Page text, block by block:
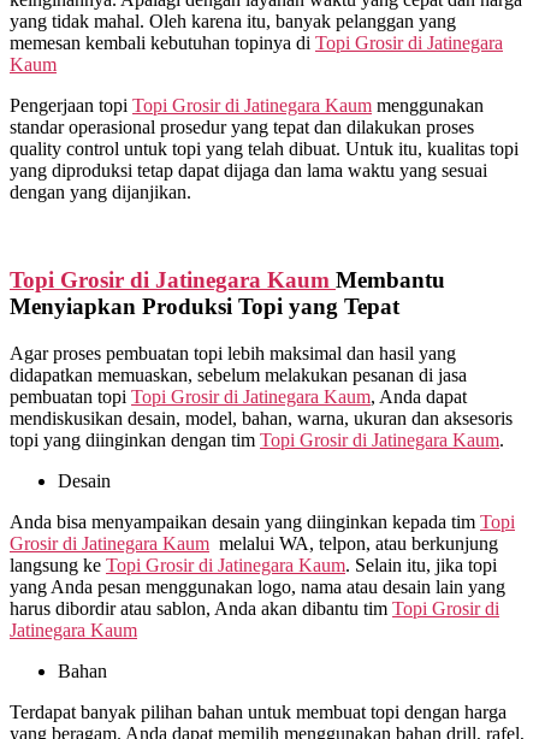
yang tidak mahal. Oleh karena itu, banyak pelanggan yang
memesan kembali kebutuhan topinya di Topi Grosir di Jatinegara
Kaum
Pengerjaan topi Topi Grosir di Jatinegara Kaum menggunakan
standar operasional prosedur yang tepat dan dilakukan proses
quality control untuk topi yang telah dibuat. Untuk itu, kualitas topi
yang diproduksi tetap dapat dijaga dan lama waktu yang sesuai
dengan yang dijanjikan.
Topi Grosir di Jatinegara Kaum Membantu
Menyiapkan Produksi Topi yang Tepat
Agar proses pembuatan topi lebih maksimal dan hasil yang
didapatkan memuaskan, sebelum melakukan pesanan di jasa
pembuatan topi Topi Grosir di Jatinegara Kaum, Anda dapat
mendiskusikan desain, model, bahan, warna, ukuran dan aksesoris
topi yang diinginkan dengan tim Topi Grosir di Jatinegara Kaum.
Desain
Anda bisa menyampaikan desain yang diinginkan kepada tim Topi
Grosir di Jatinegara Kaum melalui WA, telpon, atau berkunjung
langsung ke Topi Grosir di Jatinegara Kaum. Selain itu, jika topi
yang Anda pesan menggunakan logo, nama atau desain lain yang
harus dibordir atau sablon, Anda akan dibantu tim Topi Grosir di
Jatinegara Kaum
Bahan
Terdapat banyak pilihan bahan untuk membuat topi dengan harga
yang beragam. Anda dapat memilih menggunakan bahan drill, rafel,